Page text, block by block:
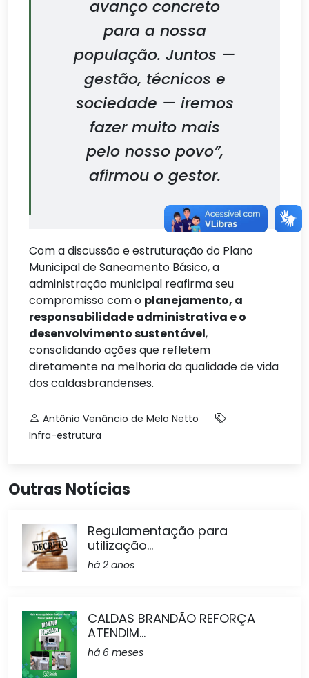
avanço concreto
para a nossa
população. Juntos —
gestão, técnicos e
sociedade — iremos
fazer muito mais
pelo nosso povo”,
afirmou o gestor.
Com a discussão e estruturação do Plano
Municipal de Saneamento Básico, a
administração municipal reafirma seu
compromisso com o planejamento, a
responsabilidade administrativa e o
desenvolvimento sustentável,
consolidando ações que refletem
diretamente na melhoria da qualidade de vida
dos caldasbrandenses.
Antônio Venâncio de Melo Netto
Infra-estrutura
Outras Notícias
Regulamentação para
utilização...
há 2 anos
CALDAS BRANDÃO REFORÇA
ATENDIM...
há 6 meses